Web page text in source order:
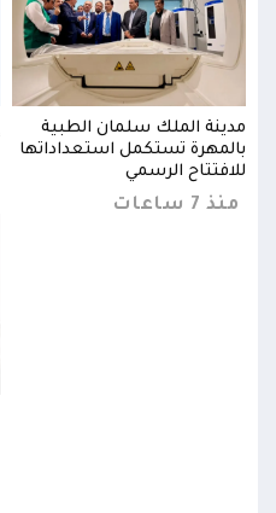
مدينة الملك سلمان الطبية
بالمهرة تستكمل استعداداتها
للافتتاح الرسمي
منذ 7 ساعات